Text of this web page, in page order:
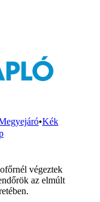
•Kék
végeztek
az elmúlt